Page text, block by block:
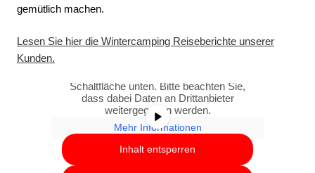
gemütlich machen.
Lesen Sie hier die Wintercamping Reiseberichte unserer
Kunden.
Sie sehen gerade einen Platzhalterinhalt
Schaltfläche unten. Bitte beachten Sie,
dass dabei Daten an Drittanbieter
weitergegeben werden.
Mehr Informationen
Inhalt entsperren